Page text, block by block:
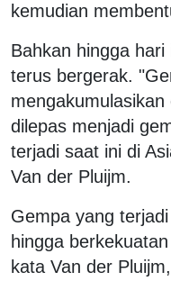
kemudian
Bahkan hingga
terus bergerak.
dilepas menjadi
terjadi saat ini di
Van der Pluijm.
Gempa yang
hingga
kata Van der